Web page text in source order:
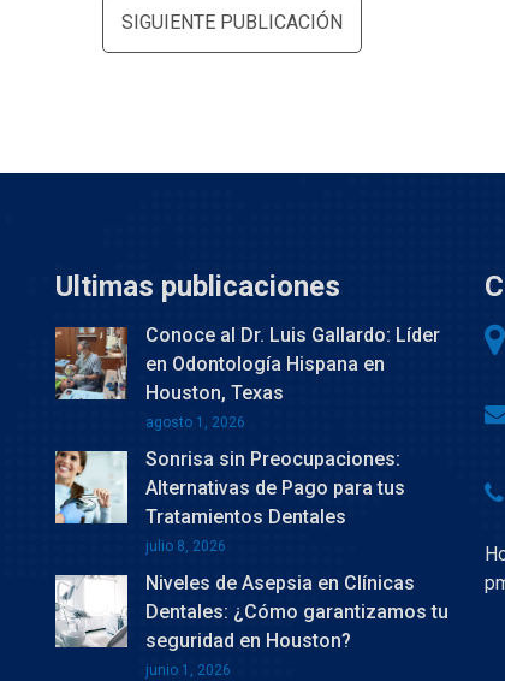
SIGUIENTE PUBLICACIÓN
Ultimas publicaciones
Conoce al Dr. Luis Gallardo: Líder
en Odontología Hispana en
Houston, Texas
agosto 1, 2026
Sonrisa sin Preocupaciones:
Alternativas de Pago para tus
Tratamientos Dentales
julio 8, 2026
Niveles de Asepsia en Clínicas
Dentales: ¿Cómo garantizamos tu
seguridad en Houston?
junio 1, 2026